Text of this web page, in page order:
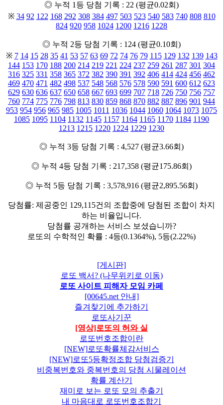
◎ 누적 1등 당첨 기록 : 22 (평균0.02회)
※ 34 92 122 168 292 308 384 497 503 523 540 583 740 808 810
824 920 958 1024 1200 1216 1228
◎ 누적 2등 당첨 기록 : 124 (평균0.10회)
※ 7 14 15 28 35 41 53 57 63 69 72 74 76 79 115 129 132 139 143
144 153 170 188 200 214 219 221 224 237 259 261 287 301 304
316 325 331 358 365 372 382 390 391 392 406 414 424 456 462
469 470 471 482 498 537 548 568 576 578 590 591 600 612 623
629 630 636 637 650 658 667 693 699 707 718 726 750 756 757
760 774 775 776 798 813 830 859 868 870 882 887 896 901 944
953 954 956 965 985 1005 1011 1036 1044 1060 1064 1073 1075
1085 1095 1104 1132 1145 1157 1164 1165 1170 1184 1190
1213 1215 1220 1224 1229 1230
◎ 누적 3등 당첨 기록 : 4,527 (평균3.66회)
◎ 누적 4등 당첨 기록 : 217,358 (평균175.86회)
◎ 누적 5등 당첨 기록 : 3,578,916 (평균2,895.56회)
당첨률: 제공중인 129,115건의 조합중에 당첨된 조합이 차지
하는 비율입니다.
당첨률 공개하는 서비스 보셨습니까?
로또의 수학적인 확률 : 4등(0.1364%), 5등(2.22%)
[게시판]
로또 백서? (나무위키로 이동)
로또 사이트 피해자 모임 카페
[00645.net 안내]
즐겨찾기에 추가하기
로또사기꾼
[영상]로또의 허와 실
로또번호조합이란
[NEW]로또확률체감서비스
[NEW]로또5등확정조합 당첨검증기
비중복번호와 중복번호의 당첨 시물레이션
확률 계산기
재미로 보는 로또 모의 추출기
내 마음대로 로또번호조합기